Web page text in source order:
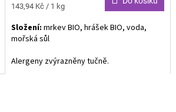
Měrná
143,94 Kč / 1 kg
Složení: mrkev BIO, hrášek BIO, voda,
mořská sůl
Alergeny zvýrazněny tučně.